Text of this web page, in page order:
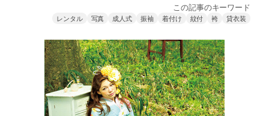
この記事のキーワード
レンタル 写真 成人式 振袖 着付け 紋付 袴 貸衣装